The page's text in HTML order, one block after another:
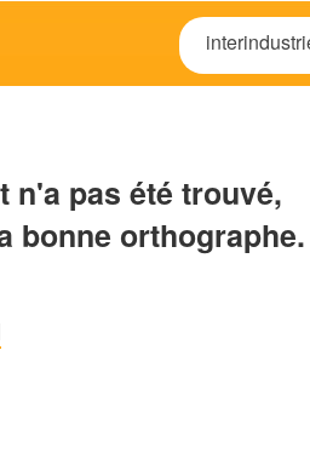
n'a pas été trouvé,
bonne orthographe.